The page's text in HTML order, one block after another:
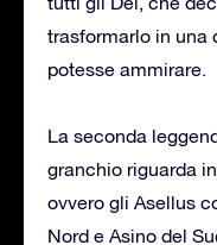
trasformarlo in una
potesse ammirare.
La seconda
granchio riguarda
ovvero gli Asellus
Nord e Asino del